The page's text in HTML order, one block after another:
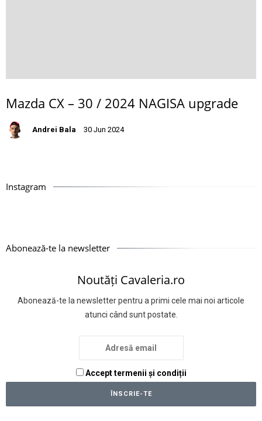
Mazda CX – 30 / 2024 NAGISA upgrade
Andrei Bala 30 Jun 2024
Instagram
Abonează-te la newsletter
Noutăți Cavaleria.ro
Abonează-te la newsletter pentru a primi cele mai noi articole
atunci când sunt postate.
Accept termenii și condiții